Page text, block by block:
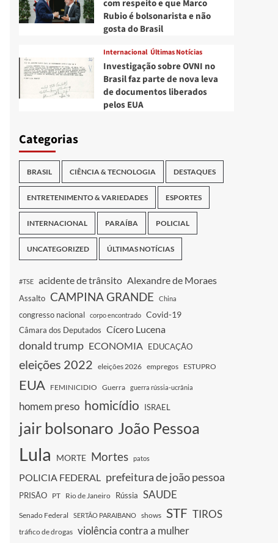
com respeito e que Marco
Rubio é bolsonarista e não
gosta do Brasil
Internacional Últimas Notícias
Investigação sobre OVNI no
Brasil faz parte de nova leva
de documentos liberados
pelos EUA
Categorias
BRASIL CIÊNCIA & TECNOLOGIA DESTAQUES
ENTRETENIMENTO & VARIEDADES ESPORTES
INTERNACIONAL PARAÍBA POLICIAL
UNCATEGORIZED ÚLTIMAS NOTÍCIAS
#TSE acidente de trânsito Alexandre de Moraes
Assalto CAMPINA GRANDE China
congresso nacional corpo encontrado Covid-19
Câmara dos Deputados Cícero Lucena
donald trump ECONOMIA EDUCAÇÃO
eleições 2022 eleições 2026 empregos ESTUPRO
EUA FEMINICIDIO Guerra guerra rússia-ucrânia
homem preso homicídio ISRAEL
jair bolsonaro João Pessoa
Lula MORTE Mortes patos
POLICIA FEDERAL prefeitura de joão pessoa
PRISÃO PT Rio de Janeiro Rússia SAUDE
Senado Federal SERTÃO PARAIBANO shows STF TIROS
tráfico de drogas violência contra a mulher